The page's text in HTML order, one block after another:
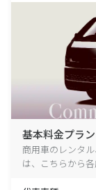
基本料金プラン
商用車のレンタ
は、こちらから